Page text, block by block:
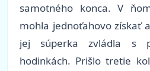
samotného konca. V
mohla jednoťahovo získať
jej súperka zvládla s
hodinkách. Prišlo tretie